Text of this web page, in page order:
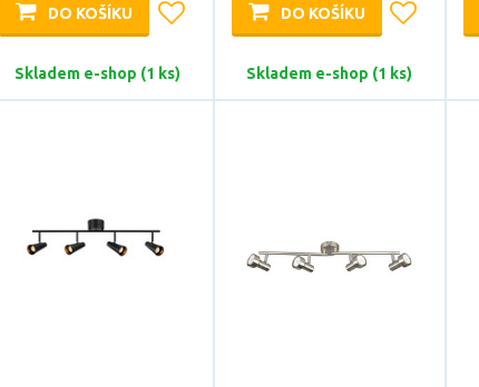
DO KOŠÍKU
Skladem e-shop (1 ks)
DO KOŠÍKU
Skladem e-shop (1 ks)